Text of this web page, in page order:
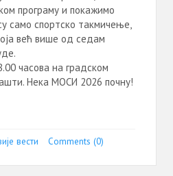
програму и покажимо
само спортско такмичење,
већ више од седам
часова на градском
Нека МОСИ 2026 почну!
вести Comments (0)